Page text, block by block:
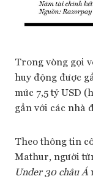
Trong vòng gọi
huy động được
mức 7,5 tỷ USD
gần với các nhà
Theo thông tin
Mathur, người
Under 30 châu Á